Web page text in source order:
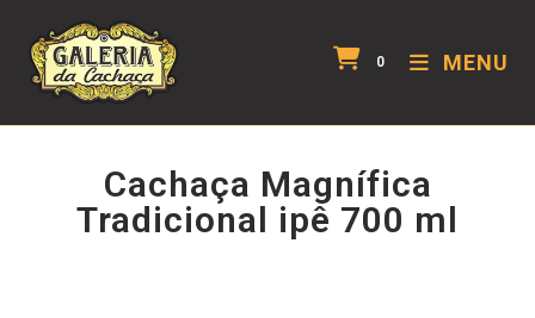
0 MENU
Cachaça Magnífica
Tradicional ipê 700 ml